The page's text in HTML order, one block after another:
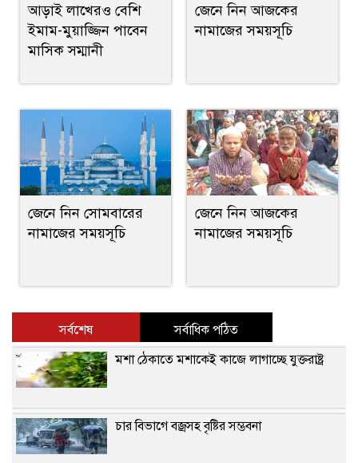
আড়াই লাখেরও বেশি
ইমাম-মুয়াজ্জিন পাবেন
মাসিক সম্মানী
জেনে নিন আজকের
নামাজের সময়সূচি
জেনে নিন সোমবারের
নামাজের সময়সূচি
জেনে নিন আজকের
নামাজের সময়সূচি
সর্বশেষ
সর্বাধিক পঠিত
মশা ঠেকাতে মশাকেই কাজে লাগাচ্ছে যুক্তরাষ্ট্র
চার বিভাগে বজ্রসহ বৃষ্টির সম্ভবনা